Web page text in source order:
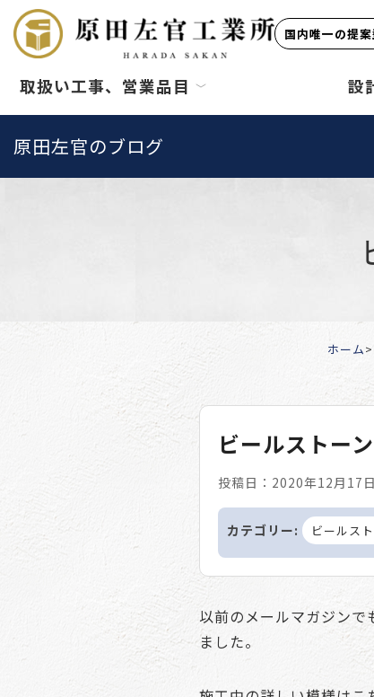
国内唯一の提
取扱い工事、営業品目 設
原田左官のブログ
ホーム
ビールストー
投稿日：2020年12月17
カテゴリー: ビールス
以前のメールマガジン
ました。